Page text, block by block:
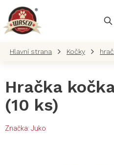
obsah
Kočky
Hračka
(10 ks)
Značka: Juko